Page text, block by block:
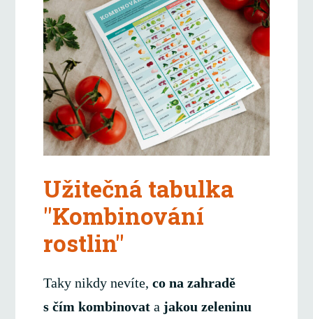
Užitečná tabulka
"Kombinování
rostlin"
Taky nikdy nevíte,co na zahradě
s čím kombinovat a jakou zeleninu